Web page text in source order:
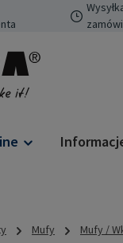
Mufy Mufy /